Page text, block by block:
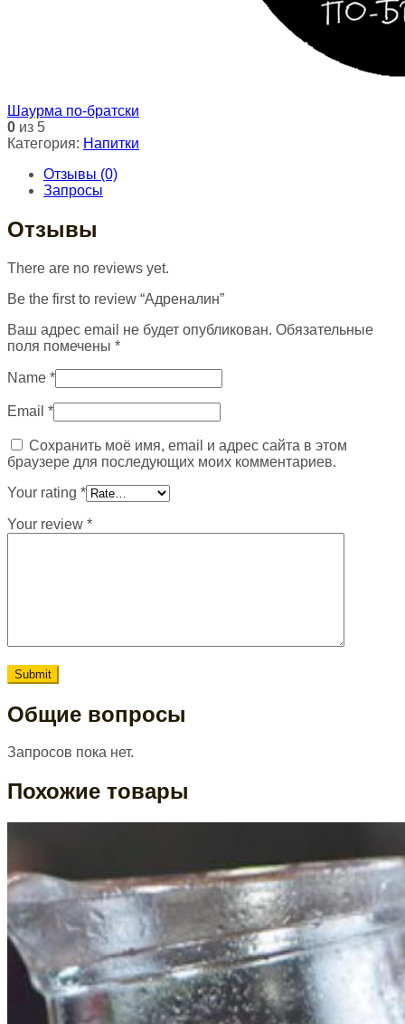
Шаурма по-братски
0 из 5
Категория: Напитки
Отзывы (0)
Запросы
Отзывы
There are no reviews yet.
Be the first to review “Адреналин”
Ваш адрес email не будет опубликован. Обязательные
поля помечены *
Name *
Email *
Сохранить моё имя, email и адрес сайта в этом
браузере для последующих моих комментариев.
Your rating *
Your review *
Общие вопросы
Запросов пока нет.
Похожие товары